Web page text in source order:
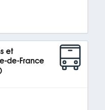
et
de-France